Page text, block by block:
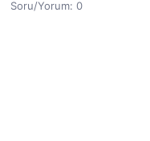
Soru/Yorum: 0